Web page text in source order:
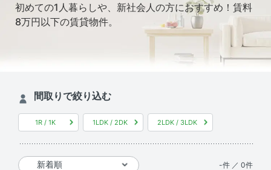
初めての1人暮らしや、新社会人の方におすすめ！賃料
8万円以下の賃貸物件。
間取りで絞り込む
1R / 1K 1LDK / 2DK 2LDK / 3LDK
-件 ／ 0件